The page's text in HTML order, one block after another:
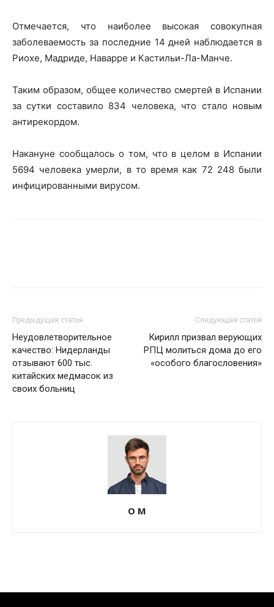
Отмечается, что наиболее высокая совокупная
заболеваемость за последние 14 дней наблюдается в
Риохе, Мадриде, Наварре и Кастильи-Ла-Манче.
Таким образом, общее количество смертей в Испании
за сутки составило 834 человека, что стало новым
антирекордом.
Накануне сообщалось о том, что в целом в Испании
5694 человека умерли, в то время как 72 248 были
инфицированными вирусом.
Предыдущая статья
Неудовлетворительное
качество: Нидерланды
отзывают 600 тыс.
китайских медмасок из
своих больниц
Следующая статья
Кирилл призвал верующих
РПЦ молиться дома до его
«особого благословения»
О М